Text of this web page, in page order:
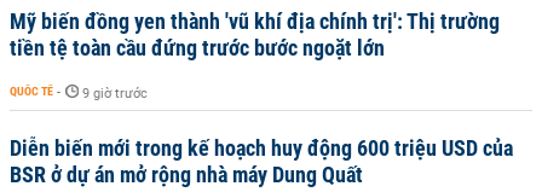
Mỹ biến đồng yen thành 'vũ khí địa chính trị': Thị trường
tiền tệ toàn cầu đứng trước bước ngoặt lớn
QUỐC TẾ - 9 giờ trước
Diễn biến mới trong kế hoạch huy động 600 triệu USD của
BSR ở dự án mở rộng nhà máy Dung Quất